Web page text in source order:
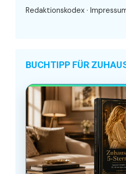
Redaktionskodex ·
BUCHTIPP FÜR